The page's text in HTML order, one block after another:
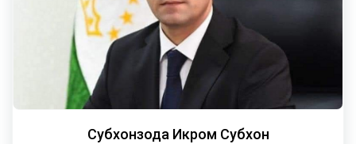
Субхонзода Икром Субхон